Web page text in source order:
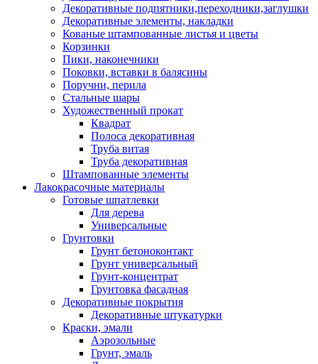
Декоративные подпятники,переходники,заглушки
Декоративные элементы, накладки
Кованые штампованные листья и цветы
Корзинки
Пики, наконечники
Поковки, вставки в балясины
Поручни, перила
Стальные шары
Художественный прокат
Квадрат
Полоса декоративная
Труба витая
Труба декоративная
Штампованные элементы
Лакокрасочные материалы
Готовые шпатлевки
Для дерева
Универсальные
Грунтовки
Грунт бетоноконтакт
Грунт универсальный
Грунт-концентрат
Грунтовка фасадная
Декоративные покрытия
Декоративные штукатурки
Краски, эмали
Аэрозольные
Грунт, эмаль